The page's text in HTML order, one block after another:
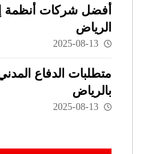
أفضل شركات أنظمة
الرياض
2025-08-13
متطلبات الدفاع
بالرياض
2025-08-13